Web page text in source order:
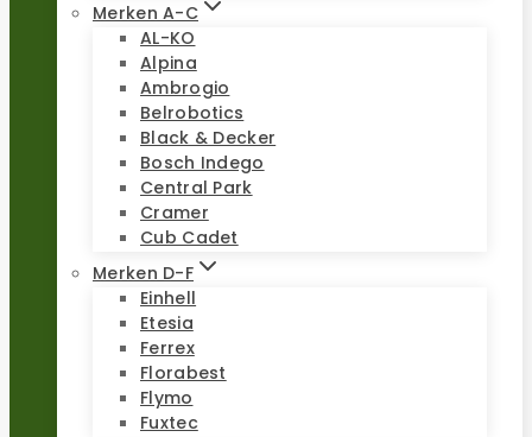
Merken A-C
AL-KO
Alpina
Ambrogio
Belrobotics
Black & Decker
Bosch Indego
Central Park
Cramer
Cub Cadet
Merken D-F
Einhell
Etesia
Ferrex
Florabest
Flymo
Fuxtec